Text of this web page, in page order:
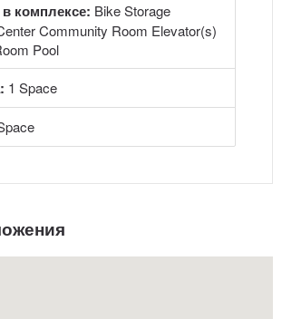
комплексе: Bike Storage
Community Room Elevator(s)
Pool
1 Space